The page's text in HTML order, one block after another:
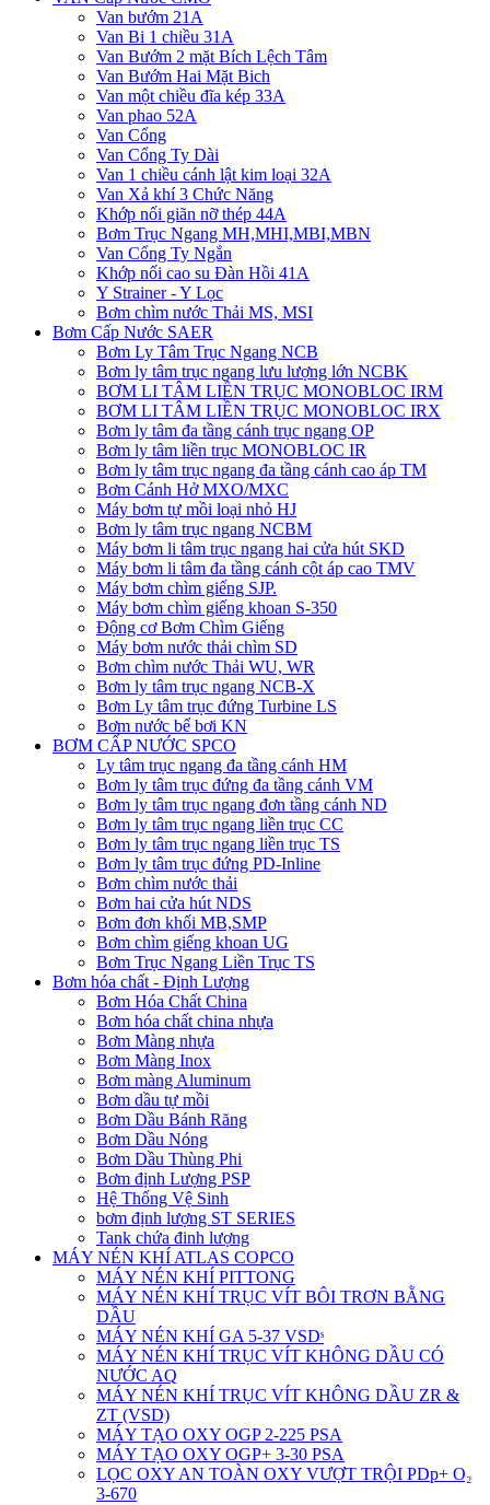
Van bướm 21A
Van Bi 1 chiều 31A
Van Bướm 2 mặt Bích Lệch Tâm
Van Bướm Hai Mặt Bich
Van một chiều đĩa kép 33A
Van phao 52A
Van Cổng
Van Cổng Ty Dài
Van 1 chiều cánh lật kim loại 32A
Van Xả khí 3 Chức Năng
Khớp nối giãn nỡ thép 44A
Bơm Trục Ngang MH,MHI,MBI,MBN
Van Cổng Ty Ngắn
Khớp nối cao su Đàn Hồi 41A
Y Strainer - Y Lọc
Bơm chìm nước Thải MS, MSI
Bơm Cấp Nước SAER
Bơm Ly Tâm Trục Ngang NCB
Bơm ly tâm trục ngang lưu lượng lớn NCBK
BƠM LI TÂM LIỀN TRỤC MONOBLOC IRM
BƠM LI TÂM LIỀN TRỤC MONOBLOC IRX
Bơm ly tâm đa tầng cánh trục ngang OP
Bơm ly tâm liền trục MONOBLOC IR
Bơm ly tâm trục ngang đa tầng cánh cao áp TM
Bơm Cánh Hở MXO/MXC
Máy bơm tự mồi loại nhỏ HJ
Bơm ly tâm trục ngang NCBM
Máy bơm li tâm trục ngang hai cửa hút SKD
​Máy bơm li tâm đa tầng cánh cột áp cao TMV
Máy bơm chìm giếng SJP.
Máy bơm chìm giếng khoan S-350
Động cơ Bơm Chìm Giếng
​Máy bơm nước thải chìm SD
Bơm chìm nước Thải WU, WR
Bơm ly tâm trục ngang NCB-X
Bơm Ly tâm trục đứng Turbine LS
Bơm nước bể bơi KN
BƠM CẤP NƯỚC SPCO
Ly tâm trục ngang đa tầng cánh HM
Bơm ly tâm trục đứng đa tầng cánh VM
Bơm ly tâm trục ngang đơn tầng cánh ND
Bơm ly tâm trục ngang liền trục CC
Bơm ly tâm trục ngang liền trục TS
Bơm ly tâm trục đứng PD-Inline
Bơm chìm nước thải
Bơm hai cửa hút NDS
Bơm đơn khối MB,SMP
Bơm chìm giếng khoan UG
Bơm Trục Ngang Liền Trục TS
Bơm hóa chất - Định Lượng
Bơm Hóa Chất China
Bơm hóa chất china nhựa
Bơm Màng nhựa
Bơm Màng Inox
Bơm màng Aluminum
Bơm dầu tự mồi
Bơm Dầu Bánh Răng
Bơm Dầu Nóng
Bơm Dầu Thùng Phi
Bơm định Lượng PSP
Hệ Thống Vệ Sinh
bơm định lượng ST SERIES
Tank chứa đinh lượng
MÁY NÉN KHÍ ATLAS COPCO
MÁY NÉN KHÍ PITTONG
MÁY NÉN KHÍ TRỤC VÍT BÔI TRƠN BẰNG
DẦU
MÁY NÉN KHÍ GA 5-37 VSDˢ
MÁY NÉN KHÍ TRỤC VÍT KHÔNG DẦU CÓ
NƯỚC AQ
MÁY NÉN KHÍ TRỤC VÍT KHÔNG DẦU ZR &
ZT (VSD)
MÁY TẠO OXY OGP 2-225 PSA
MÁY TẠO OXY OGP+ 3-30 PSA
LỌC OXY AN TOÀN OXY VƯỢT TRỘI PDp+ O₂
3-670